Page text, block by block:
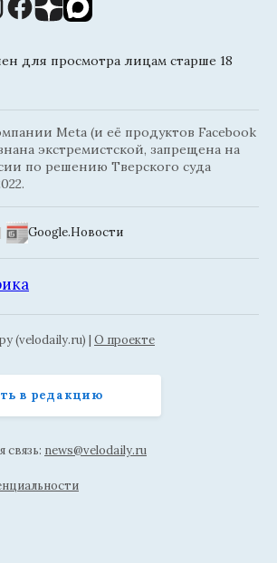
для просмотра лицам старше 18
Meta (и её продуктов Facebook
экстремистской, запрещена на
по решению Тверского суда
| Google.Новости
(velodaily.ru) | О проекте
в редакцию
связь: news@velodaily.ru